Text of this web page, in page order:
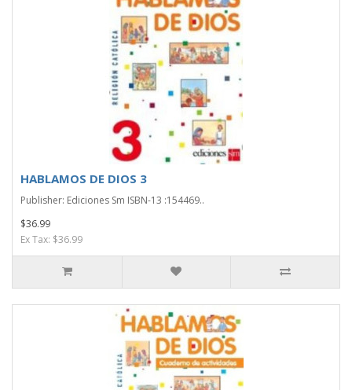
HABLAMOS DE DIOS 3
Publisher: Ediciones Sm ISBN-13 :154469..
$36.99
Ex Tax: $36.99